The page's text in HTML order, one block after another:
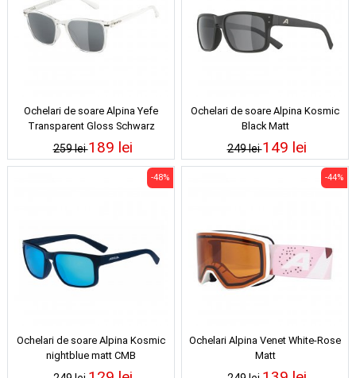
Ochelari de soare Alpina Yefe
Transparent Gloss Schwarz
259 lei189 lei
Ochelari de soare Alpina Kosmic
Black Matt
249 lei149 lei
Ochelari de soare Alpina Kosmic
nightblue matt CMB
-48%
Ochelari Alpina Venet White-Rose
Matt
-44%